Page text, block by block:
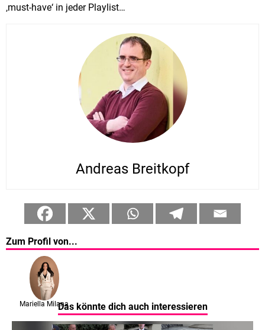
‚must-have‘ in jeder Playlist…
Andreas Breitkopf
Zum Profil von...
Mariella MilanaDas könnte dich auch interessieren